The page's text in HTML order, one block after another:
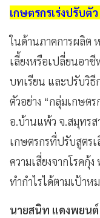
เกษตรกรเร่งปรับตั
ในด้านภาคการผลิต
เลี้ยงหรือเปลี่ยนอา
บทเรียน และปรับวิธี
ตัวอย่าง “กลุ่มเกษต
อ.บ้านแพ้ว จ.สมุทรส
เกษตรกรที่ปรับสูตร
ความเสี่ยงจากโรคกุ้
ทำกำไรได้ตามเป้าห
นายสนิท แดงพยนต์